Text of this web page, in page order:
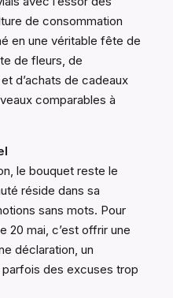
de consommation
en une véritable fête de
de fleurs, de
d’achats de cadeaux
comparables à
le bouquet reste le
réside dans sa
sans mots. Pour
20 mai, c’est offrir une
déclaration, un
des excuses trop